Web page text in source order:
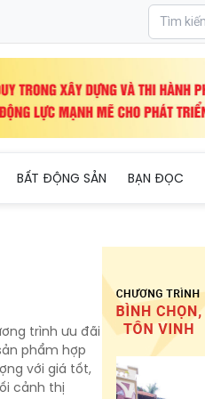
BẤT ĐỘNG SẢN BẠN ĐỌC
trình ưu đãi
phẩm hợp
với giá tốt,
cảnh thị